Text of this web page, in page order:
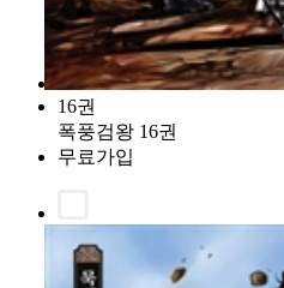
16권
폭풍검왕 16권
무료가입